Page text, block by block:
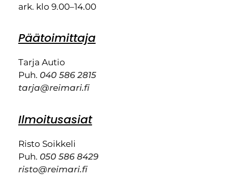
ark. klo 9.00–14.00
Päätoimittaja
Tarja Autio
Puh. 040 586 2815
tarja@reimari.fi
Ilmoitusasiat
Risto Soikkeli
Puh. 050 586 8429
risto@reimari.fi